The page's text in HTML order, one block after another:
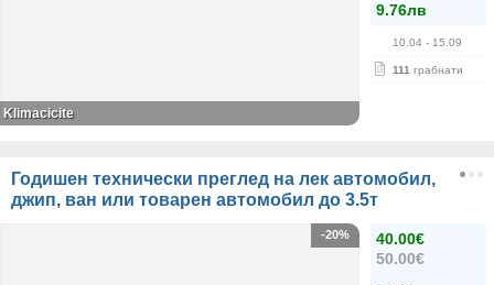
9.76лв
10.04 - 15.09
111 грабнати
Klimacicite
Годишен технически преглед на лек автомобил,
джип, ван или товарен автомобил до 3.5т
40.00€
50.00€
-20%